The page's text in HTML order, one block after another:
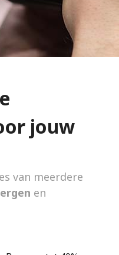
jouw
van meerdere
en